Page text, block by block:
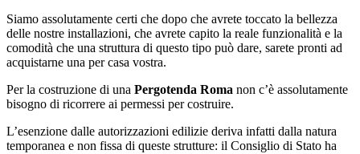
Siamo assolutamente certi che dopo che avrete toccato la bellezza
delle nostre installazioni, che avrete capito la reale funzionalità e la
comodità che una struttura di questo tipo può dare, sarete pronti ad
acquistarne una per casa vostra.
Per la costruzione di una Pergotenda Roma non c’è assolutamente
bisogno di ricorrere ai permessi per costruire.
L’esenzione dalle autorizzazioni edilizie deriva infatti dalla natura
temporanea e non fissa di queste strutture: il Consiglio di Stato ha